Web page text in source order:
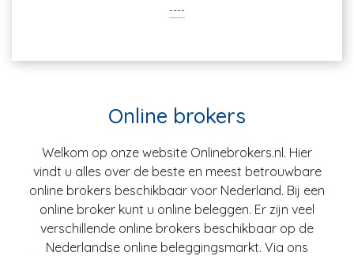
----
Online brokers
Welkom op onze website Onlinebrokers.nl. Hier
vindt u alles over de beste en meest betrouwbare
online brokers beschikbaar voor Nederland. Bij een
online broker kunt u online beleggen. Er zijn veel
verschillende online brokers beschikbaar op de
Nederlandse online beleggingsmarkt. Via ons